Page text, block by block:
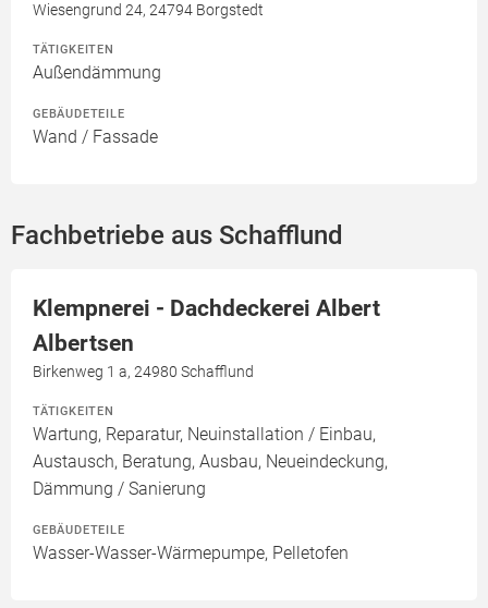
Wiesengrund 24, 24794 Borgstedt
TÄTIGKEITEN
Außendämmung
GEBÄUDETEILE
Wand / Fassade
Fachbetriebe aus Schafflund
Klempnerei - Dachdeckerei Albert
Albertsen
Birkenweg 1 a, 24980 Schafflund
TÄTIGKEITEN
Wartung, Reparatur, Neuinstallation / Einbau,
Austausch, Beratung, Ausbau, Neueindeckung,
Dämmung / Sanierung
GEBÄUDETEILE
Wasser-Wasser-Wärmepumpe, Pelletofen